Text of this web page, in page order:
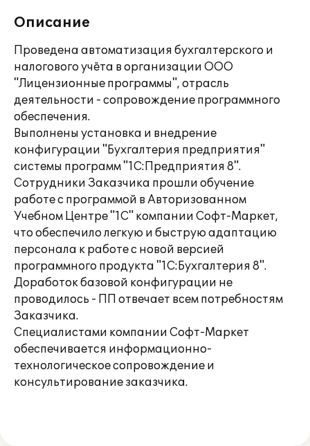
Описание
Проведена автоматизация бухгалтерского и
налогового учёта в организации ООО
"Лицензионные программы", отрасль
деятельности - сопровождение программного
обеспечения.
Выполнены установка и внедрение
конфигурации "Бухгалтерия предприятия"
системы программ "1С:Предприятия 8".
Сотрудники Заказчика прошли обучение
работе с программой в Авторизованном
Учебном Центре "1С" компании Софт-Маркет,
что обеспечило легкую и быструю адаптацию
персонала к работе с новой версией
программного продукта "1С:Бухгалтерия 8".
Доработок базовой конфигурации не
проводилось - ПП отвечает всем потребностям
Заказчика.
Специалистами компании Софт-Маркет
обеспечивается информационно-
технологическое сопровождение и
консультирование заказчика.